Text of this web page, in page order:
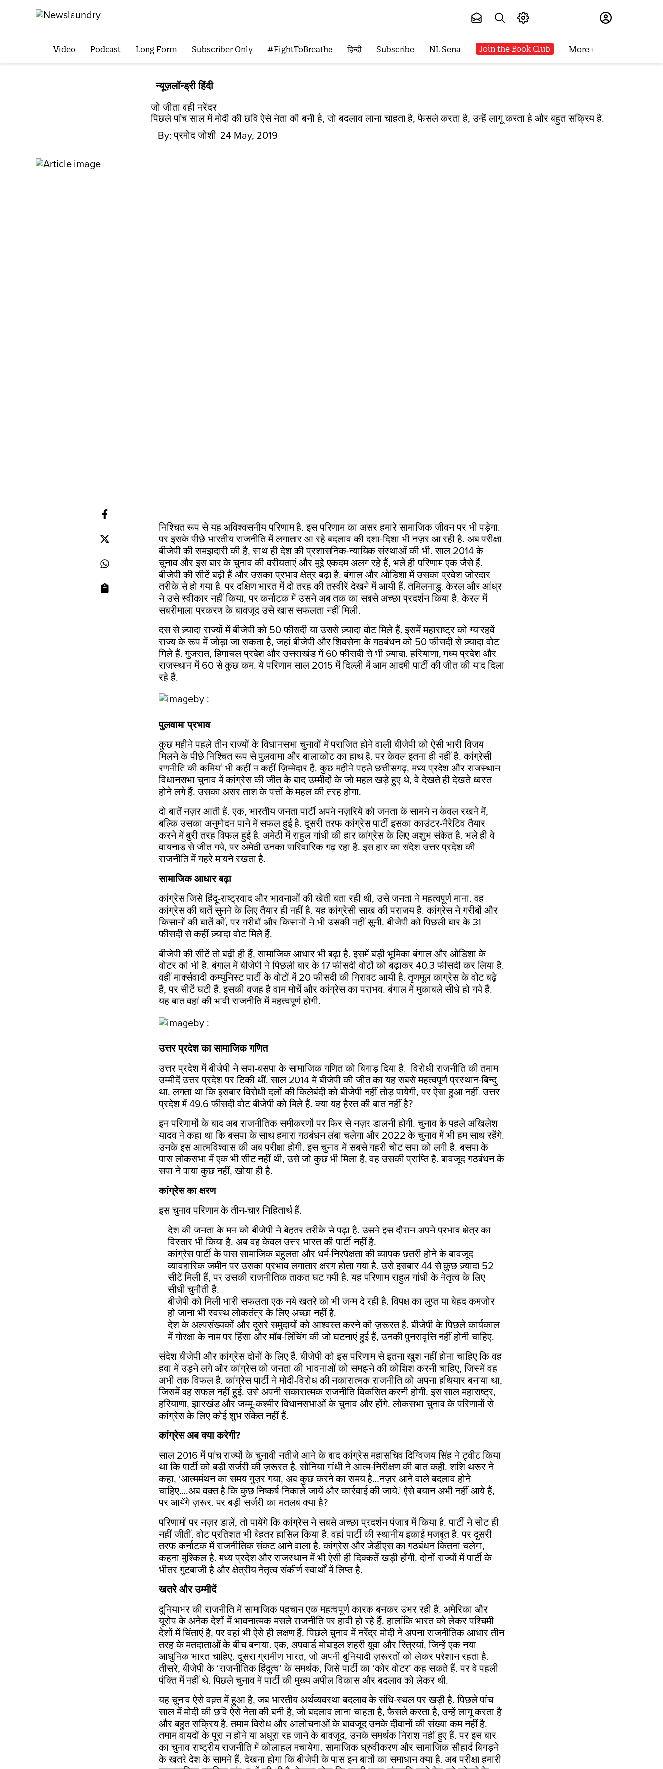
Video Podcast Long Form Subscriber Only #FightToBreathe हिन्दी Subscribe NL Sena Join the Book Club More
न्यूज़लॉन्ड्री हिंदी
जो जीता वही नरेंदर
पिछले पांच साल में मोदी की छवि ऐसे नेता की बनी है, जो बदलाव लाना चाहता है, फैसले करता है, उन्हें लागू करता है और बहुत सक्रिय है.
By: प्रमोद जोशी 24 May, 2019
निश्चित रूप से यह अविश्वसनीय परिणाम है. इस परिणाम का असर हमारे सामाजिक जीवन पर भी पड़ेगा.
पर इसके पीछे भारतीय राजनीति में लगातार आ रहे बदलाव की दशा-दिशा भी नज़र आ रही है. अब परीक्षा
बीजेपी की समझदारी की है, साथ ही देश की प्रशासनिक-न्यायिक संस्थाओं की भी. साल 2014 के
चुनाव और इस बार के चुनाव की वरीयताएं और मुद्दे एकदम अलग रहे हैं, भले ही परिणाम एक जैसे हैं.
बीजेपी की सीटें बढ़ी हैं और उसका प्रभाव क्षेत्र बढ़ा है. बंगाल और ओडिशा में उसका प्रवेश जोरदार
तरीके से हो गया है. पर दक्षिण भारत में दो तरह की तस्वीरें देखने में आयी हैं. तमिलनाडु, केरल और आंध्र
ने उसे स्वीकार नहीं किया, पर कर्नाटक में उसने अब तक का सबसे अच्छा प्रदर्शन किया है. केरल में
सबरीमाला प्रकरण के बावजूद उसे खास सफलता नहीं मिली.
दस से ज़्यादा राज्यों में बीजेपी को 50 फीसदी या उससे ज़्यादा वोट मिले हैं. इसमें महाराष्ट्र को ग्यारहवें
राज्य के रूप में जोड़ा जा सकता है, जहां बीजेपी और शिवसेना के गठबंधन को 50 फीसदी से ज़्यादा वोट
मिले हैं. गुजरात, हिमाचल प्रदेश और उत्तराखंड में 60 फीसदी से भी ज़्यादा. हरियाणा, मध्य प्रदेश और
राजस्थान में 60 से कुछ कम. ये परिणाम साल 2015 में दिल्ली में आम आदमी पार्टी की जीत की याद दिला
रहे हैं.
पुलवामा प्रभाव
कुछ महीने पहले तीन राज्यों के विधानसभा चुनावों में पराजित होने वाली बीजेपी को ऐसी भारी विजय
मिलने के पीछे निश्चित रूप से पुलवामा और बालाकोट का हाथ है. पर केवल इतना ही नहीं है. कांग्रेसी
रणनीति की कमियां भी कहीं न कहीं ज़िम्मेदार हैं. कुछ महीने पहले छत्तीसगढ़, मध्य प्रदेश और राजस्थान
विधानसभा चुनाव में कांग्रेस की जीत के बाद उम्मीदों के जो महल खड़े हुए थे, वे देखते ही देखते ध्वस्त
होने लगे हैं. उसका असर ताश के पत्तों के महल की तरह होगा.
दो बातें नज़र आती हैं. एक, भारतीय जनता पार्टी अपने नज़रिये को जनता के सामने न केवल रखने में,
बल्कि उसका अनुमोदन पाने में सफल हुई है. दूसरी तरफ कांग्रेस पार्टी इसका काउंटर-नैरेटिव तैयार
करने में बुरी तरह विफल हुई है. अमेठी में राहुल गांधी की हार कांग्रेस के लिए अशुभ संकेत है. भले ही वे
वायनाड से जीत गये, पर अमेठी उनका पारिवारिक गढ़ रहा है. इस हार का संदेश उत्तर प्रदेश की
राजनीति में गहरे मायने रखता है.
सामाजिक आधार बढ़ा
कांग्रेस जिसे हिंदू-राष्ट्रवाद और भावनाओं की खेती बता रही थी, उसे जनता ने महत्वपूर्ण माना. वह
कांग्रेस की बातें सुनने के लिए तैयार ही नहीं है. यह कांग्रेसी साख की पराजय है. कांग्रेस ने गरीबों और
किसानों की बातें कीं, पर गरीबों और किसानों ने भी उसकी नहीं सुनी. बीजेपी को पिछली बार के 31
फीसदी से कहीं ज़्यादा वोट मिले हैं.
बीजेपी की सीटें तो बढ़ी ही हैं, सामाजिक आधार भी बढ़ा है. इसमें बड़ी भूमिका बंगाल और ओडिशा के
वोटर की भी है. बंगाल में बीजेपी ने पिछली बार के 17 फीसदी वोटों को बढ़ाकर 40.3 फीसदी कर लिया है.
वहीं मार्क्सवादी कम्युनिस्ट पार्टी के वोटों में 20 फीसदी की गिरावट आयी है. तृणमूल कांग्रेस के वोट बढ़े
हैं, पर सीटें घटी हैं. इसकी वजह है वाम मोर्चे और कांग्रेस का पराभव. बंगाल में मुकाबले सीधे हो गये हैं.
यह बात वहां की भावी राजनीति में महत्वपूर्ण होगी.
उत्तर प्रदेश का सामाजिक गणित
उत्तर प्रदेश में बीजेपी ने सपा-बसपा के सामाजिक गणित को बिगाड़ दिया है. विरोधी राजनीति की तमाम
उम्मीदें उत्तर प्रदेश पर टिकी थीं. साल 2014 में बीजेपी की जीत का यह सबसे महत्वपूर्ण प्रस्थान-बिन्दु
था. लगता था कि इसबार विरोधी दलों की किलेबंदी को बीजेपी नहीं तोड़ पायेगी, पर ऐसा हुआ नहीं. उत्तर
प्रदेश में 49.6 फीसदी वोट बीजेपी को मिले हैं. क्या यह हैरत की बात नहीं है?
इन परिणामों के बाद अब राजनीतिक समीकरणों पर फिर से नज़र डालनी होगी. चुनाव के पहले अखिलेश
यादव ने कहा था कि बसपा के साथ हमारा गठबंधन लंबा चलेगा और 2022 के चुनाव में भी हम साथ रहेंगे.
उनके इस आत्मविश्वास की अब परीक्षा होगी. इस चुनाव में सबसे गहरी चोट सपा को लगी है. बसपा के
पास लोकसभा में एक भी सीट नहीं थी, उसे जो कुछ भी मिला है, वह उसकी प्राप्ति है. बावजूद गठबंधन के
सपा ने पाया कुछ नहीं, खोया ही है.
कांग्रेस का क्षरण
इस चुनाव परिणाम के तीन-चार निहितार्थ हैं.
देश की जनता के मन को बीजेपी ने बेहतर तरीके से पढ़ा है. उसने इस दौरान अपने प्रभाव क्षेत्र का
विस्तार भी किया है. अब वह केवल उत्तर भारत की पार्टी नहीं है.
कांग्रेस पार्टी के पास सामाजिक बहुलता और धर्म-निरपेक्षता की व्यापक छतरी होने के बावजूद
व्यावहारिक जमीन पर उसका प्रभाव लगातार क्षरण होता गया है. उसे इसबार 44 से कुछ ज़्यादा 52
सीटें मिली हैं, पर उसकी राजनीतिक ताकत घट गयी है. यह परिणाम राहुल गांधी के नेतृत्व के लिए
सीधी चुनौती है.
बीजेपी को मिली भारी सफलता एक नये खतरे को भी जन्म दे रही है. विपक्ष का लुप्त या बेहद कमजोर
हो जाना भी स्वस्थ लोकतंत्र के लिए अच्छा नहीं है.
देश के अल्पसंख्यकों और दूसरे समुदायों को आश्वस्त करने की ज़रूरत है. बीजेपी के पिछले कार्यकाल
में गोरक्षा के नाम पर हिंसा और मॉब-लिंचिंग की जो घटनाएं हुई हैं, उनकी पुनरावृत्ति नहीं होनी चाहिए.
संदेश बीजेपी और कांग्रेस दोनों के लिए हैं. बीजेपी को इस परिणाम से इतना खुश नहीं होना चाहिए कि वह
हवा में उड़ने लगे और कांग्रेस को जनता की भावनाओं को समझने की कोशिश करनी चाहिए, जिसमें वह
अभी तक विफल है. कांग्रेस पार्टी ने मोदी-विरोध की नकारात्मक राजनीति को अपना हथियार बनाया था,
जिसमें वह सफल नहीं हुई. उसे अपनी सकारात्मक राजनीति विकसित करनी होगी. इस साल महाराष्ट्र,
हरियाणा, झारखंड और जम्मू-कश्मीर विधानसभाओं के चुनाव और होंगे. लोकसभा चुनाव के परिणामों से
कांग्रेस के लिए कोई शुभ संकेत नहीं हैं.
कांग्रेस अब क्या करेगी?
साल 2016 में पांच राज्यों के चुनावी नतीजे आने के बाद कांग्रेस महासचिव दिग्विजय सिंह ने ट्वीट किया
था कि पार्टी को बड़ी सर्जरी की ज़रूरत है. सोनिया गांधी ने आत्म-निरीक्षण की बात कही. शशि थरूर ने
कहा, ‘आत्ममंथन का समय गुज़र गया, अब कुछ करने का समय है…नज़र आने वाले बदलाव होने
चाहिए….अब वक़्त है कि कुछ निष्कर्ष निकाले जायें और कार्रवाई की जाये.’ ऐसे बयान अभी नहीं आये हैं,
पर आयेंगे ज़रूर. पर बड़ी सर्जरी का मतलब क्या है?
परिणामों पर नज़र डालें, तो पायेंगे कि कांग्रेस ने सबसे अच्छा प्रदर्शन पंजाब में किया है. पार्टी ने सीट ही
नहीं जीतीं, वोट प्रतिशत भी बेहतर हासिल किया है. वहां पार्टी की स्थानीय इकाई मजबूत है. पर दूसरी
तरफ कर्नाटक में राजनीतिक संकट आने वाला है. कांग्रेस और जेडीएस का गठबंधन कितना चलेगा,
कहना मुश्किल है. मध्य प्रदेश और राजस्थान में भी ऐसी ही दिक्कतें खड़ी होंगी. दोनों राज्यों में पार्टी के
भीतर गुटबाजी है और क्षेत्रीय नेतृत्व संकीर्ण स्वार्थों में लिप्त है.
खतरे और उम्मीदें
दुनियाभर की राजनीति में सामाजिक पहचान एक महत्वपूर्ण कारक बनकर उभर रही है. अमेरिका और
यूरोप के अनेक देशों में भावनात्मक मसले राजनीति पर हावी हो रहे हैं. हालांकि भारत को लेकर पश्चिमी
देशों में चिंताएं है, पर वहां भी ऐसे ही लक्षण हैं. पिछले चुनाव में नरेंद्र मोदी ने अपना राजनीतिक आधार तीन
तरह के मतदाताओं के बीच बनाया. एक, अपवार्ड मोबाइल शहरी युवा और स्त्रियां, जिन्हें एक नया
आधुनिक भारत चाहिए. दूसरा ग्रामीण भारत, जो अपनी बुनियादी ज़रूरतों को लेकर परेशान रहता है.
तीसरे, बीजेपी के ‘राजनीतिक हिंदुत्व’ के समर्थक, जिसे पार्टी का ‘कोर वोटर’ कह सकते हैं. पर वे पहली
पंक्ति में नहीं थे. पिछले चुनाव में पार्टी की मुख्य अपील विकास और बदलाव को लेकर थी.
यह चुनाव ऐसे वक़्त में हुआ है, जब भारतीय अर्थव्यवस्था बदलाव के संधि-स्थल पर खड़ी है. पिछले पांच
साल में मोदी की छवि ऐसे नेता की बनी है, जो बदलाव लाना चाहता है, फैसले करता है, उन्हें लागू करता है
और बहुत सक्रिय है. तमाम विरोध और आलोचनाओं के बावजूद उनके दीवानों की संख्या कम नहीं है.
तमाम वायदों के पूरा न होने या अधूरा रह जाने के बावजूद, उनके समर्थक निराश नहीं हुए हैं. पर इस बार
का चुनाव राष्ट्रीय राजनीति में कोलाहल मचायेगा. सामाजिक ध्रुवीकरण और सामाजिक सौहार्द बिगड़ने
के खतरे देश के सामने हैं. देखना होगा कि बीजेपी के पास इन बातों का समाधान क्या है. अब परीक्षा हमारी